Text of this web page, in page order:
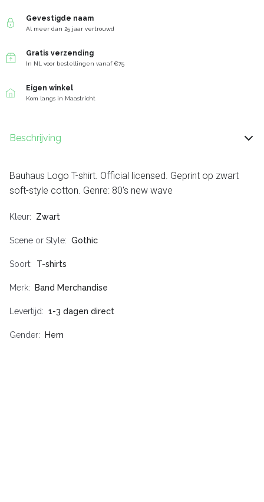
Gevestigde naam
Al meer dan 25 jaar vertrouwd
Gratis verzending
In NL voor bestellingen vanaf €75
Eigen winkel
Kom langs in Maastricht
Beschrijving
Bauhaus Logo T-shirt. Official licensed. Geprint op zwart
soft-style cotton. Genre: 80's new wave
Kleur Zwart
Scene or Style Gothic
Soort T-shirts
Merk Band Merchandise
Levertijd 1-3 dagen direct
Gender Hem